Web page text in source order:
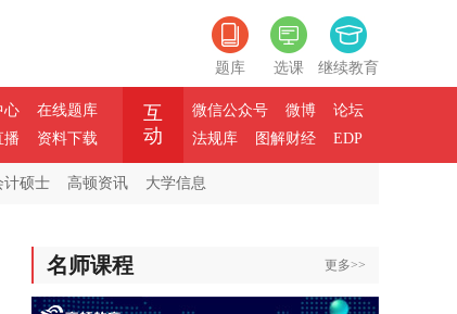
题库 选课 继续教育
心
在线题库
播
资料下载
互
动
微信公众号 微博
论坛
法规库
图解财经 EDP
计硕士 高顿资讯 大学信息
名师课程 更多>>